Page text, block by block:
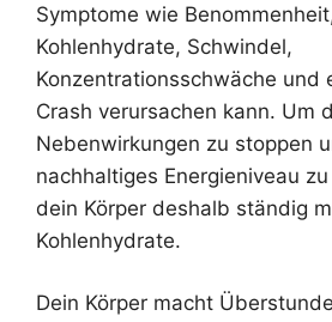
Symptome wie
Kohlenhydrate, Schwindel,
Konzentrationsschwäche und
Crash verursachen kann. Um
Nebenwirkungen zu stoppen
nachhaltiges Energieniveau
dein Körper deshalb ständig
Kohlenhydrate.
Dein Körper macht